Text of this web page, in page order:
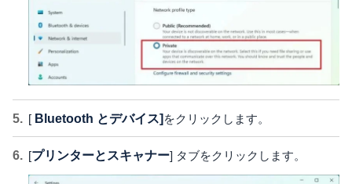
[ Bluetooth とデバイス] をクリックします。
[プリンターとスキャナー] タブをクリックします。